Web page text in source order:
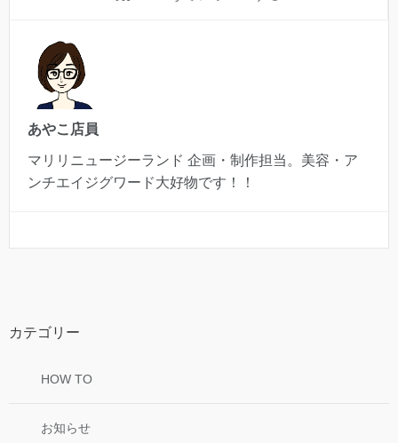
あやこ店員
マリリニュージーランド 企画・制作担当。美容・ア
ンチエイジグワード大好物です！！
カテゴリー
HOW TO
お知らせ